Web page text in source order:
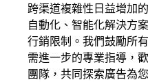
跨渠道複雜性日益增加
自動化、智能化解決方
行銷限制。我們鼓勵所
需進一步的專業指導，
團隊，共同探索廣告為